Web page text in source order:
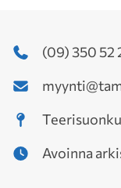
(09) 350 52
Avoinna